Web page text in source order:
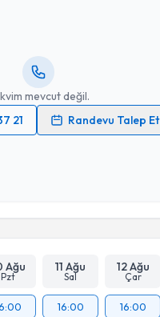
mevcut değil.
21
Randevu Talep Et
Ağu
Pzt
11 Ağu
Sal
12 Ağu
Çar
16:00 16:00